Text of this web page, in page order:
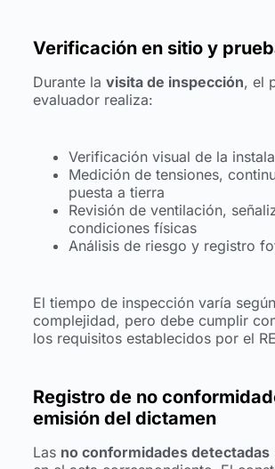
Verificación en sitio y
Durante la visita de inspección, el
evaluador realiza:
Verificación visual de la
Medición de tensiones,
puesta a tierra
Revisión de ventilación,
condiciones físicas
Análisis de riesgo y registro
El tiempo de inspección varía
complejidad, pero debe cumplir
los requisitos establecidos por el
Registro de no
emisión del dictamen
Las no conformidades detectadas